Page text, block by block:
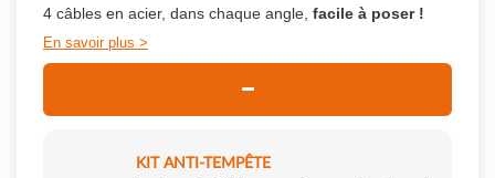
4 câbles en acier, dans chaque angle, facile à poser !
En savoir plus
KIT ANTI-TEMPÊTE